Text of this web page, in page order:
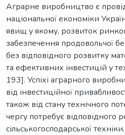
Аграрне виробництво є
національної економіки
явищ у якому, розвиток
забезпечення продовольчої
без відповідного розвитку
та ефективних інвестицій у
193]. Успіхі аграрного
від інвестиційної
також від стану технічного
чергу потребує відповідного
сільськогосподарської техніки.